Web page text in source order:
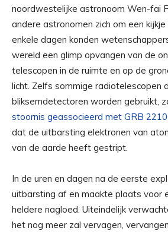
noordwestelijke astronoom Wen-fai
andere astronomen zich om een
enkele dagen konden
wereld een glimp opvangen van de
telescopen in de ruimte en op de
licht. Zelfs sommige radiotelescopen
bliksemdetectoren worden gebruikt,
stoornis geassocieerd met GRB
dat de uitbarsting elektronen van
van de aarde heeft gestript.
In de uren en dagen na de eerste
uitbarsting af en maakte plaats voor
heldere nagloed. Uiteindelijk
het nog meer zal vervagen,